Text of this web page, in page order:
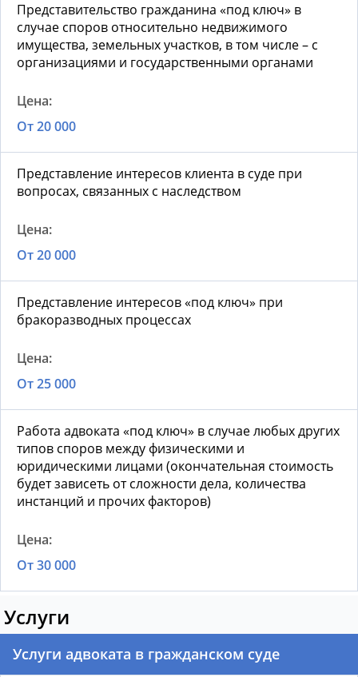
Представительство гражданина «под ключ» в
случае споров относительно недвижимого
имущества, земельных участков, в том числе – с
организациями и государственными органами
От 20 000
Представление интересов клиента в суде при
вопросах, связанных с наследством
От 20 000
Представление интересов «под ключ» при
бракоразводных процессах
От 25 000
Работа адвоката «под ключ» в случае любых других
типов споров между физическими и
юридическими лицами (окончательная стоимость
будет зависеть от сложности дела, количества
инстанций и прочих факторов)
От 30 000
Услуги
Услуги адвоката в гражданском суде